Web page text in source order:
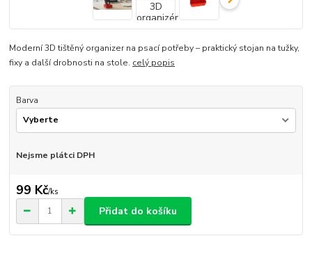
Moderní 3D tištěný organizer na psací potřeby – praktický stojan na tužky,
fixy a další drobnosti na stole. celý popis
Barva
Nejsme plátci DPH
99 Kč/ks
Přidat do košíku